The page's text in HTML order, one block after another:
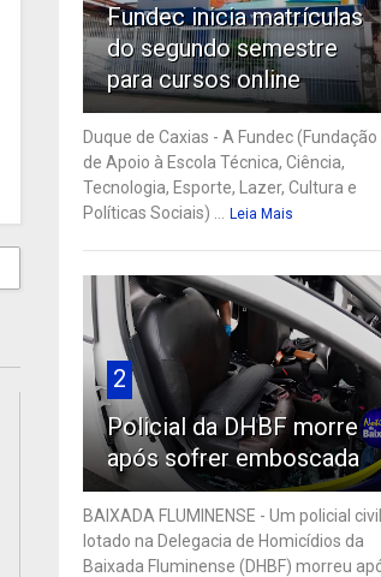
Fundec inicia matrículas
do segundo semestre
para cursos online
Duque de Caxias - A Fundec (Fundação
de Apoio à Escola Técnica, Ciência,
Tecnologia, Esporte, Lazer, Cultura e
Políticas Sociais) ...
Leia Mais
2
Policial da DHBF morre
após sofrer emboscada
BAIXADA FLUMINENSE - Um policial civil
lotado na Delegacia de Homicídios da
Baixada Fluminense (DHBF) morreu